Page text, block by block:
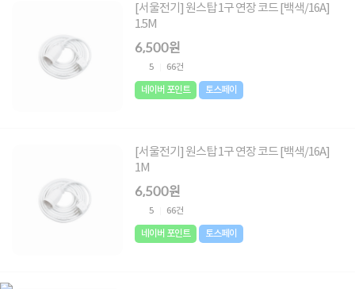
[서울전기] 원스탑 1구 연장 코드 [백색/16A]
1.5M
6,500원
5 66건
네이버 포인트 토스페이
[서울전기] 원스탑 1구 연장 코드 [백색/16A]
1M
6,500원
5 66건
네이버 포인트 토스페이